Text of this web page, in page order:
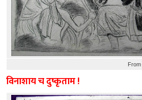
From
विनाशाय च दुष्कृताम !